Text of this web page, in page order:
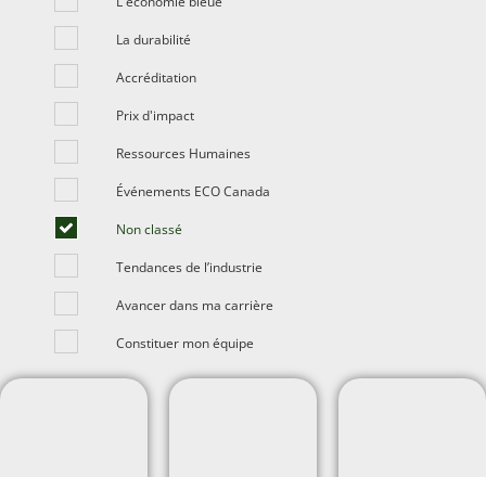
La durabilité
Accréditation
Prix ​​d'impact
Ressources Humaines
Événements ECO Canada
Non classé
Tendances de l’industrie
Avancer dans ma carrière
Constituer mon équipe